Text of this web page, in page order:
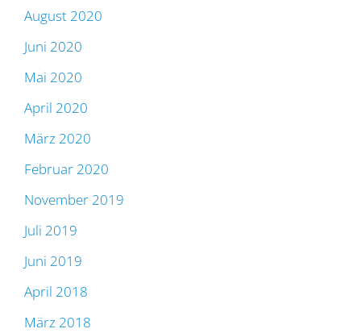
August 2020
Juni 2020
Mai 2020
April 2020
März 2020
Februar 2020
November 2019
Juli 2019
Juni 2019
April 2018
März 2018